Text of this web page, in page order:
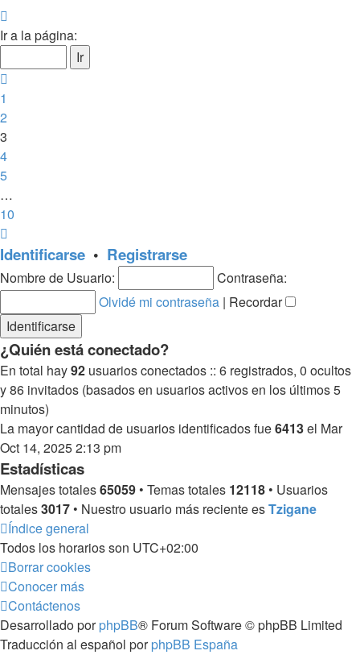
3
10
Ir a la página:
1
2
3
4
5
…
10
Identificarse • Registrarse
Nombre de Usuario:
Contraseña:
Olvidé mi contraseña | Recordar
¿Quién está conectado?
En total hay92 usuarios conectados :: 6 registrados, 0 ocultos
y 86 invitados (basados en usuarios activos en los últimos 5
minutos)
La mayor cantidad de usuarios identificados fue6413el Mar
Oct 14, 2025 2:13 pm
Estadísticas
Mensajes totales65059 • Temas totales 12118 • Usuarios
totales3017 • Nuestro usuario más reciente esTzigane
Índice general
Todos los horarios son UTC+02:00
Borrar cookies
Conocer más
Contáctenos
Desarrollado porphpBB® Forum Software © phpBB Limited
Traducción al español porphpBB España